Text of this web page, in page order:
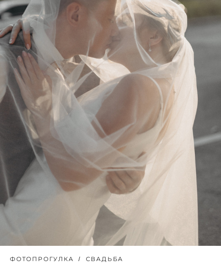
ФОТОПРОГУЛКА СВАДЬБА